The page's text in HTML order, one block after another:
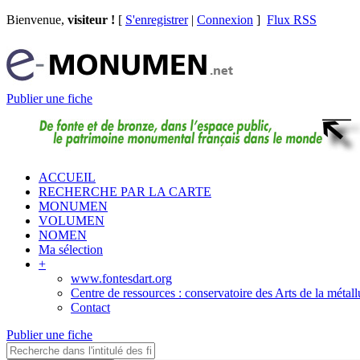
Bienvenue, visiteur ! [ S'enregistrer| Connexion ] Flux RSS
Publier une fiche
ACCUEIL
RECHERCHE PAR LA CARTE
MONUMEN
VOLUMEN
NOMEN
Ma sélection
+
www.fontesdart.org
Centre de ressources : conservatoire des Arts de la
Contact
Publier une fiche